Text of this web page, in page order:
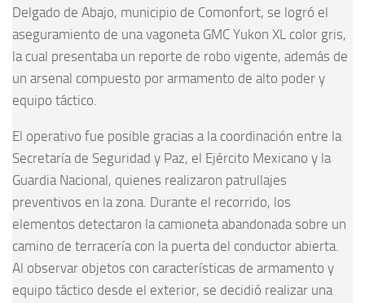
Delgado de Abajo, municipio de Comonfort, se logró el
aseguramiento de una vagoneta GMC Yukon XL color gris,
la cual presentaba un reporte de robo vigente, además de
un arsenal compuesto por armamento de alto poder y
equipo táctico.
El operativo fue posible gracias a la coordinación entre la
Secretaría de Seguridad y Paz, el Ejército Mexicano y la
Guardia Nacional, quienes realizaron patrullajes
preventivos en la zona. Durante el recorrido, los
elementos detectaron la camioneta abandonada sobre un
camino de terracería con la puerta del conductor abierta.
Al observar objetos con características de armamento y
equipo táctico desde el exterior, se decidió realizar una